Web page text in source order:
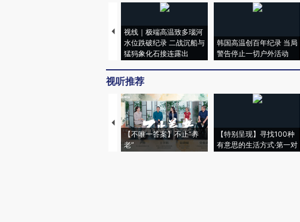
视线｜极端高温致多瑙河
水位跌破纪录 二战沉船与
猛犸象化石接连露出
韩国高温创百年纪录 当局
警告停止一切户外活动
视听推荐
【不唯一答案】不止“养
老”
【特别呈现】寻找100种
有意思的生活方式·第一对